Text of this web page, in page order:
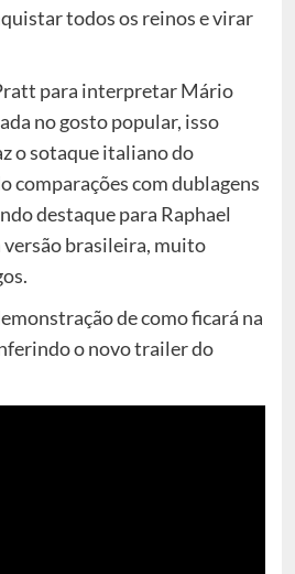
todos os reinos e virar
para interpretar Mário
no gosto popular, isso
o sotaque italiano do
comparações com dublagens
destaque para Raphael
versão brasileira, muito
de como ficará na
o novo trailer do